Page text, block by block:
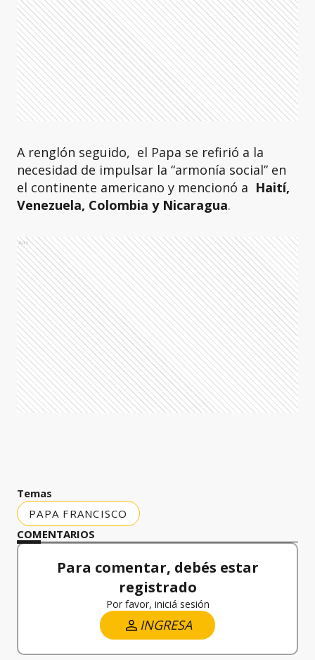
A renglón seguido, el Papa se refirió a la
necesidad de impulsar la “armonía social” en
el continente americano y mencionó a Haití,
Venezuela, Colombia y Nicaragua.
Ads
Temas
PAPA FRANCISCO
COMENTARIOS
Para comentar, debés estar
registrado
Por favor, iniciá sesión
INGRESA